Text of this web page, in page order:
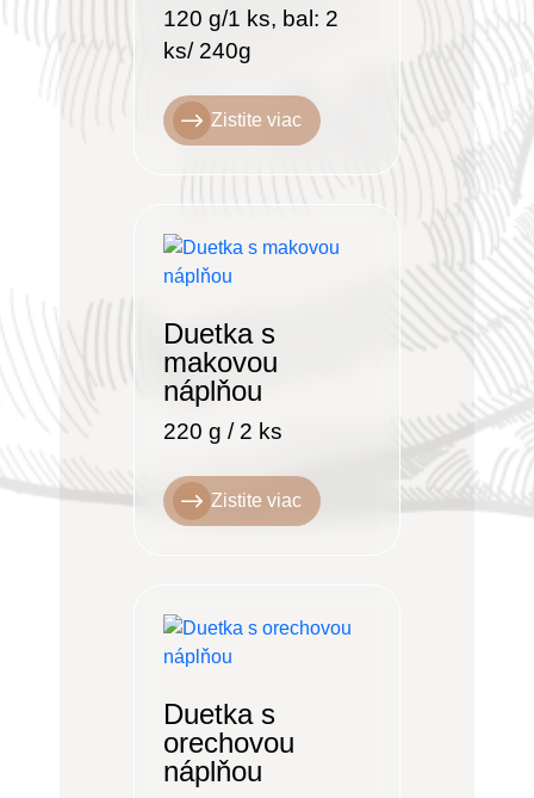
120 g/1 ks, bal: 2
ks/ 240g
Zistite viac
Duetka s
makovou
náplňou
220 g / 2 ks
Zistite viac
Duetka s
orechovou
náplňou